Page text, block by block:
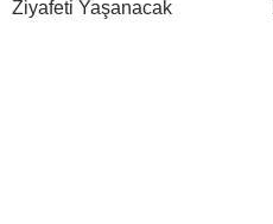
Ziyafeti Yaşanacak